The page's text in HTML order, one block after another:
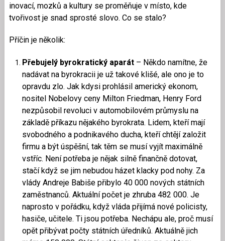
inovací, mozků a kultury se proměňuje v místo, kde
tvořivost je snad sprosté slovo. Co se stalo?
Příčin je několik:
Přebujelý byrokratický aparát – Někdo namítne, že
nadávat na byrokracii je už takové klišé, ale ono je to
opravdu zlo. Jak kdysi prohlásil americký ekonom,
nositel Nobelovy ceny Milton Friedman, Henry Ford
nezpůsobil revoluci v automobilovém průmyslu na
základě příkazu nějakého byrokrata. Lidem, kteří mají
svobodného a podnikavého ducha, kteří chtějí založit
firmu a být úspěšní, tak těm se musí vyjít maximálně
vstříc. Není potřeba je nějak silně finančně dotovat,
stačí když se jim nebudou házet klacky pod nohy. Za
vlády Andreje Babiše přibylo 40 000 nových státních
zaměstnanců. Aktuální počet je zhruba 482 000. Je
naprosto v pořádku, když vláda přijímá nové policisty,
hasiče, učitele. Ti jsou potřeba. Nechápu ale, proč musí
opět přibývat počty státních úředníků. Aktuálně jich